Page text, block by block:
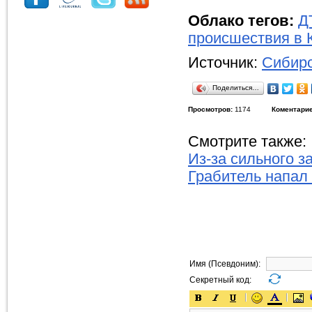
Облако тегов:
происшествия в
Источник:
Поделиться…
Просмотров: 1174
Смотрите также:
Из-за сильного
Грабитель
Имя (Псевдоним):
Секретный код: